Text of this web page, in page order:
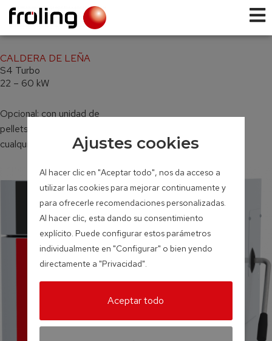
CALDERA DE LEÑA
S4 Turbo
22 – 60 kW
Opcional: con unidad de
pellets (se puede incorporar en
cualquier momento)Ajustes cookies
Al hacer clic en "Aceptar todo", nos da acceso a
utilizar las cookies para mejorar continuamente y
para ofrecerle recomendaciones personalizadas.
Al hacer clic, esta dando su consentimiento
explícito. Puede configurar estos parámetros
individualmente en "Configurar" o bien yendo
directamente a "Privacidad".
Aceptar todo